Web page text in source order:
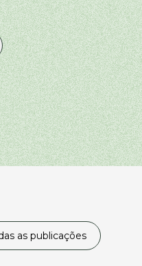
as publicações